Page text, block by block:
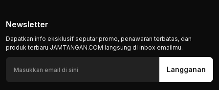
Newsletter
Dapatkan info eksklusif seputar promo, penawaran terbatas, dan
produk terbaru JAMTANGAN.COM langsung di inbox emailmu.
Langganan